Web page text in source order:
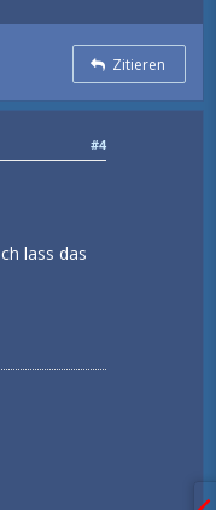
Zitieren
#4
lass das